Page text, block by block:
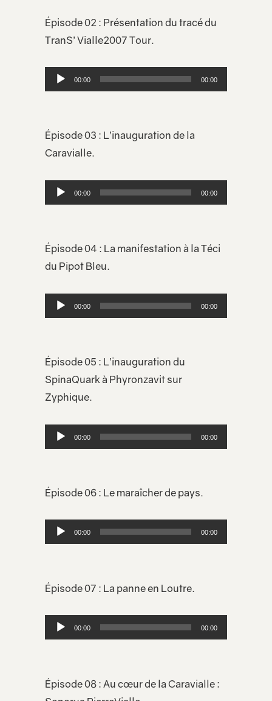
Épisode 02 : Présentation du tracé du
TranS’ Vialle2007 Tour.
Lecteur
audio
00:00 00:00
Épisode 03 : L’inauguration de la
Caravialle.
Lecteur
audio
00:00 00:00
Épisode 04 : La manifestation à la Téci
du Pipot Bleu.
Lecteur
audio
00:00 00:00
Épisode 05 : L’inauguration du
SpinaQuark à Phyronzavit sur
Zyphique.
Lecteur
audio
00:00 00:00
Épisode 06 : Le maraîcher de pays.
Lecteur
audio
00:00 00:00
Épisode 07 : La panne en Loutre.
Lecteur
audio
00:00 00:00
Épisode 08 : Au cœur de la Caravialle :